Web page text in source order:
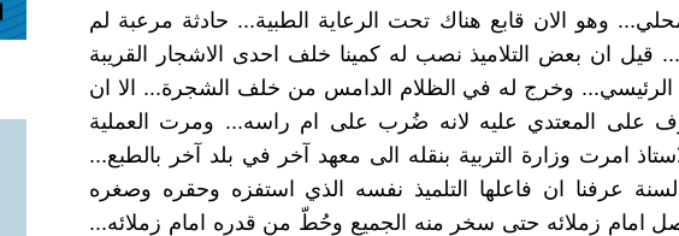
وهو الان قابع هناك تحت الرعاية الطبية... حادثة مرعبة لم
ان بعض التلاميذ نصب له كمينا خلف احدى الاشجار القريبة
الرئيسي... وخرج له في الظلام الدامس من خلف الشجرة... الا ان
على المعتدي عليه لانه ضُرب على ام راسه... ومرت العملية
امرت وزارة التربية بنقله الى معهد آخر في بلد آخر بالطبع...
عرفنا ان فاعلها التلميذ نفسه الذي استفزه وحقره وصغره
امام زملائه حتى سخر منه الجميع وحُطّ من قدره امام زملائه...